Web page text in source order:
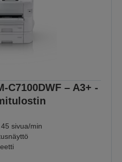
C7100DWF – A3+ -
sivua/min